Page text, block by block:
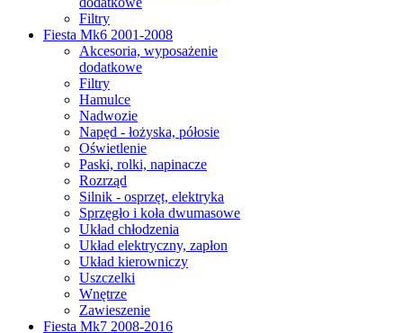
Filtry
Fiesta Mk6 2001-2008
Akcesoria, wyposażenie
dodatkowe
Filtry
Hamulce
Nadwozie
Napęd - łożyska, półosie
Oświetlenie
Paski, rolki, napinacze
Rozrząd
Silnik - osprzęt, elektryka
Sprzęgło i koła dwumasowe
Układ chłodzenia
Układ elektryczny, zapłon
Układ kierowniczy
Uszczelki
Wnętrze
Zawieszenie
Fiesta Mk7 2008-2016